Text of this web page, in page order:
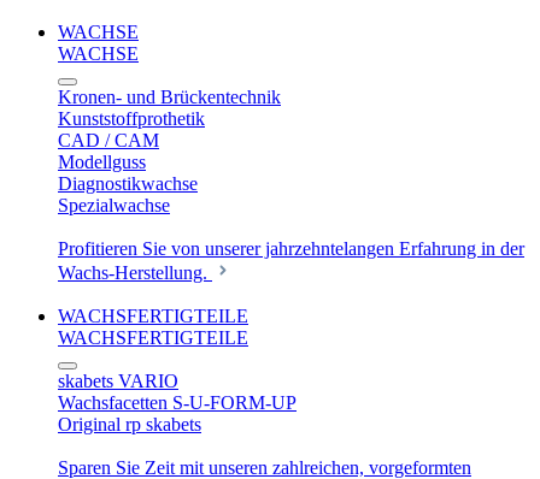
WACHSE
WACHSE
Kronen- und Brückentechnik
Kunststoffprothetik
CAD / CAM
Modellguss
Diagnostikwachse
Spezialwachse
Profitieren Sie von unserer jahrzehntelangen Erfahrung in der
Wachs-Herstellung.
WACHSFERTIGTEILE
WACHSFERTIGTEILE
skabets VARIO
Wachsfacetten S-U-FORM-UP
Original rp skabets
Sparen Sie Zeit mit unseren zahlreichen, vorgeformten